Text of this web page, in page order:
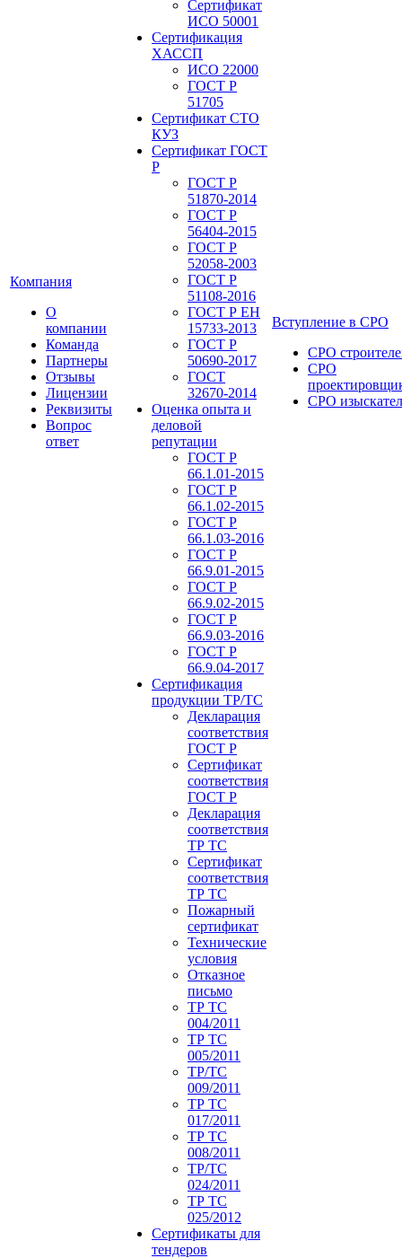
Компания
О
компании
Команда
Партнеры
Отзывы
Лицензии
Реквизиты
Вопрос
ответ
Сертификат
ИСО 50001
Сертификация
ХАССП
ИСО 22000
ГОСТ Р
51705
Сертификат СТО
КУЗ
Сертификат ГОСТ
Р
ГОСТ Р
51870-2014
ГОСТ Р
56404-2015
ГОСТ Р
52058-2003
ГОСТ Р
51108-2016
ГОСТ Р ЕН
15733-2013
ГОСТ Р
50690-2017
ГОСТ
32670-2014
Оценка опыта и
деловой
репутации
ГОСТ Р
66.1.01-2015
ГОСТ Р
66.1.02-2015
ГОСТ Р
66.1.03-2016
ГОСТ Р
66.9.01-2015
ГОСТ Р
66.9.02-2015
ГОСТ Р
66.9.03-2016
ГОСТ Р
66.9.04-2017
Сертификация
продукции ТР/ТС
Декларация
соответствия
ГОСТ Р
Сертификат
соответствия
ГОСТ Р
Декларация
соответствия
ТР ТС
Сертификат
соответствия
ТР ТС
Пожарный
сертификат
Технические
условия
Отказное
письмо
ТР ТС
004/2011
ТР ТС
005/2011
ТР/ТС
009/2011
ТР ТС
017/2011
ТР ТС
008/2011
ТР/ТС
024/2011
ТР ТС
025/2012
Сертификаты для
тендеров
Вступление в СРО
СРО
СРО
СРО